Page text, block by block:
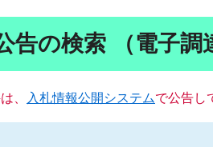
告の検索 （電子調
、 入札情報公開システムで公告し